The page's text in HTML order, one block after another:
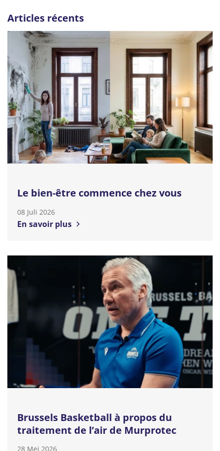
Articles récents
Le bien-être commence chez vous
08 Juli 2026
En savoir plus
Brussels Basketball à propos du
traitement de l’air de Murprotec
28 Mei 2026